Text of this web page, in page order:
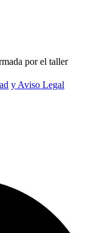
por el taller
y Aviso Legal